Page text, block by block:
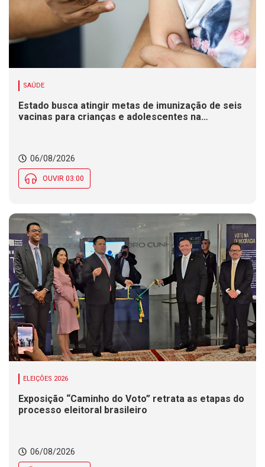
SAÚDE
Estado busca atingir metas de imunização de seis
vacinas para crianças e adolescentes na
06/08/2026
OUVIR 03:00
ELEIÇÕES 2026
Exposição “Caminho do Voto” retrata as etapas do
processo eleitoral brasileiro
06/08/2026